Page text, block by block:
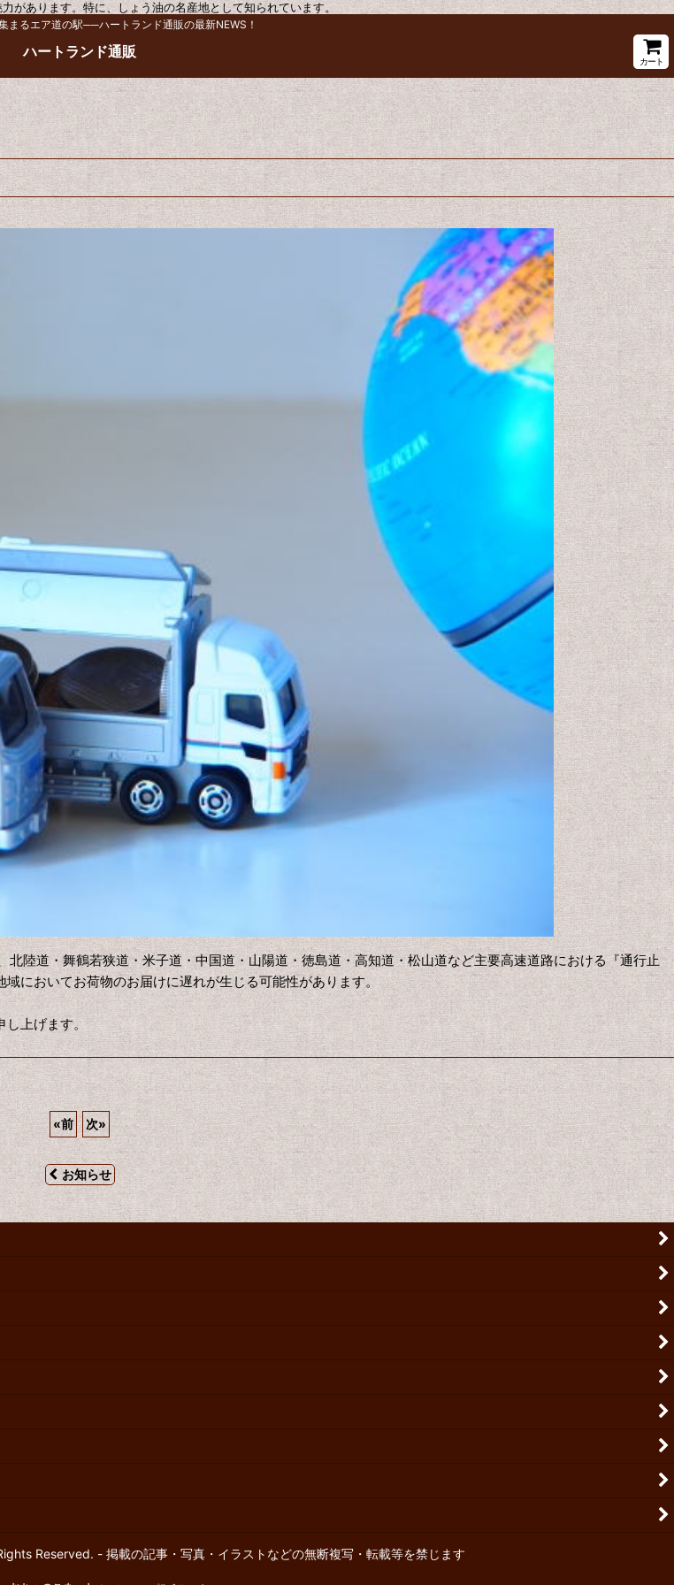
があります。特に、しょう油の名産地として知られています。
まるエア道の駅──ハートランド通販の最新NEWS！
ハートランド通販
カート
北陸道・舞鶴若狭道・米子道・中国道・山陽道・徳島道・高知道・松山道など主要高速道路における『通行止
においてお荷物のお届けに遅れが生じる可能性があります。
し上げます。
«前 次»
お知らせ
Reserved. - 掲載の記事・写真・イラストなどの無断複写・転載等を禁じます